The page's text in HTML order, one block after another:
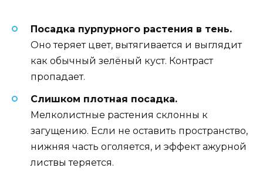
Посадка пурпурного растения в тень.
Оно теряет цвет, вытягивается и выглядит
как обычный зелёный куст. Контраст
пропадает.
Слишком плотная посадка.
Мелколистные растения склонны к
загущению. Если не оставить пространство,
нижняя часть оголяется, и эффект ажурной
листвы теряется.